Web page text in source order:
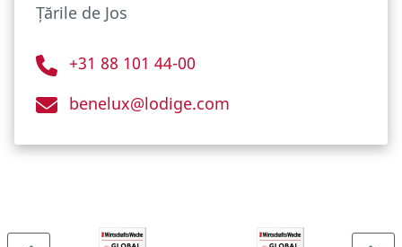
Țările de Jos
+31 88 101 44-00
benelux@lodige.com